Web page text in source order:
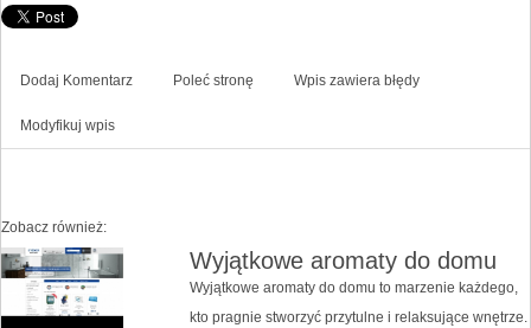
Dodaj Komentarz Poleć stronę Wpis zawiera błędy
Modyfikuj wpis
Zobacz również:
Wyjątkowe aromaty do domu
Wyjątkowe aromaty do domu to marzenie każdego,
kto pragnie stworzyć przytulne i relaksujące wnętrze.